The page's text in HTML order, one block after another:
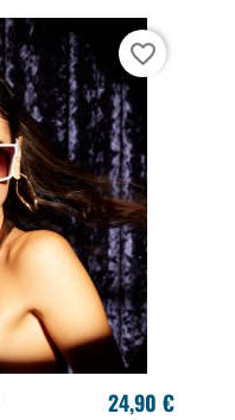
24,90 €
favorite_border